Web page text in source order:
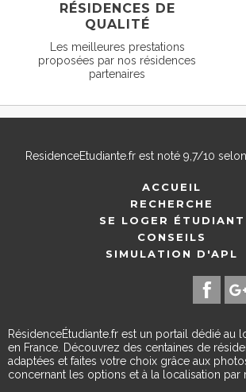
RÉSIDENCES DE
QUALITÉ
Les meilleures prestations
proposées par nos résidences
partenaires
ResidenceEtudiante.frest noté 9,7/10 selon
ACCUEIL
RECHERCHE
SE LOGER ÉTUDIANT
CONSEILS
SIMULATION D'APL
RésidenceÉtudiante.fr est un portail dédié au
en France. Découvrez des centaines de
adaptées et faites votre choix grâce aux
concernant les options et à la localisation par